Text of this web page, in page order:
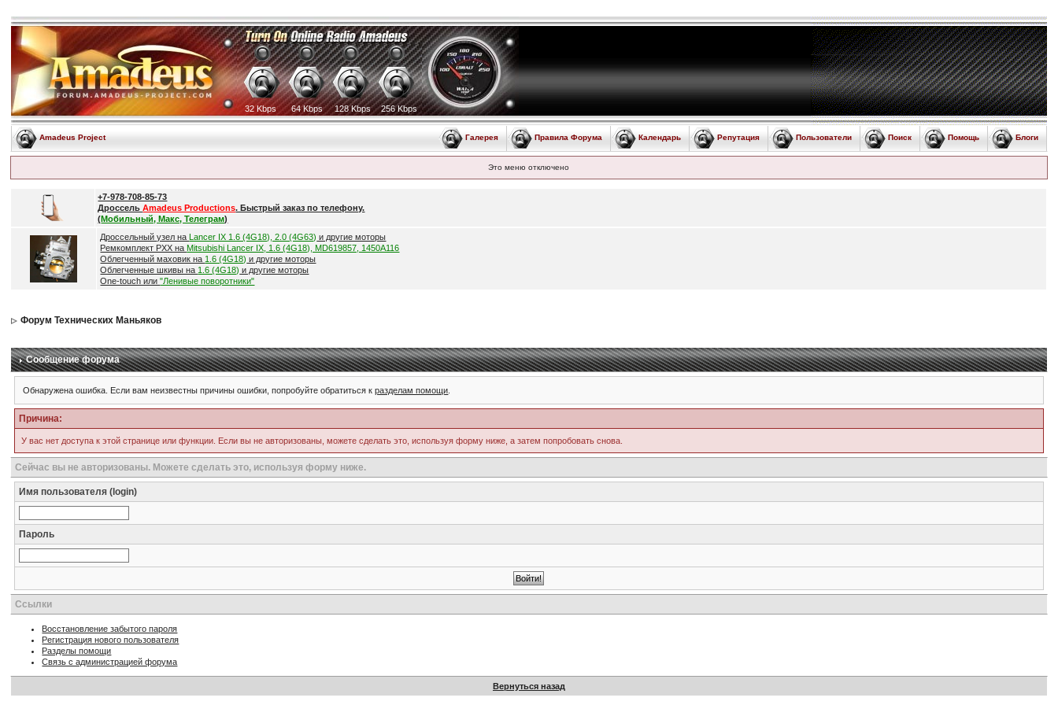
32 Kbps 64 Kbps 128 Kbps 256 Kbps
Amadeus Project Блоги
Помощь
Поиск
Пользователи
Репутация
Календарь
Правила Форума
Галерея
Это меню отключено
+7-978-708-85-73
ДроссельAmadeus Productions. Быстрый заказ по телефону.
(Мобильный, Макс, Телеграм)
Дроссельный узел на Lancer IX 1.6 (4G18), 2.0 (4G63) и другие моторы
Ремкомплект РХХ на Mitsubishi Lancer IX, 1.6 (4G18), MD619857, 1450A116
Облегченный маховик на 1.6 (4G18) и другие моторы
Облегченные шкивы на 1.6 (4G18) и другие моторы
One-touch или"Ленивые поворотники"
Форум Технических Маньяков
Сообщение форума
Обнаружена ошибка. Если вам неизвестны причины ошибки, попробуйте обратиться кразделам помощи
Причина:
У вас нет доступа к этой странице или функции. Если вы не авторизованы, можете сделать это, используя форму ниже, а затем попробовать снова.
Сейчас вы не авторизованы. Можете сделать это, используя форму ниже.
Имя пользователя (login)
Пароль
Ссылки
Восстановление забытого пароля
Регистрация нового пользователя
Разделы помощи
Связь с администрацией форума
Вернуться назад